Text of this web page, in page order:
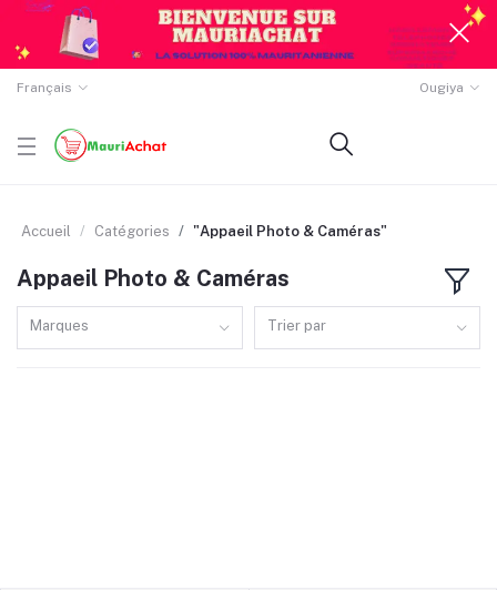
Français Ougiya
Accueil Catégories "Appaeil Photo & Caméras"
Appaeil Photo & Caméras
Marques Trier par